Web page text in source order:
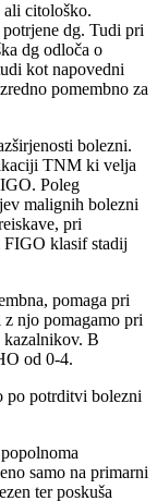
ali citološko.
dg. Tudi pri
dg odloča o
kot napovedni
pomembno za
bolezni.
TNM ki velja
Poleg
malignih bolezni
pri
FIGO klasif stadij
pomaga pri
njo pomagamo pri
kazalnikov. B
od 0-4.
po potrditvi bolezni
samo na primarni
ter poskuša